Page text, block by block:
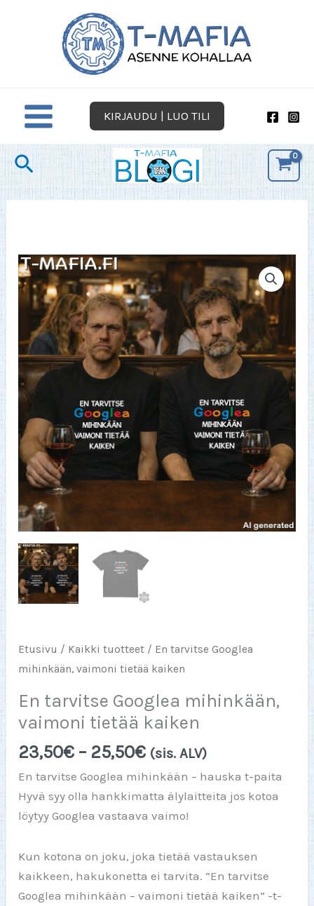
KIRJAUDU | LUO TILI
Hae
Etusivu / Kaikki tuotteet / En tarvitse Googlea
mihinkään, vaimoni tietää kaiken
En tarvitse Googlea mihinkään,
vaimoni tietää kaiken
23,50€ – 25,50€Hintaluokka:
23,50€
-
25,50€
(sis. ALV)
En tarvitse Googlea mihinkään – hauska t-paita
Hyvä syy olla hankkimatta älylaitteita jos kotoa
löytyy Googlea vastaava vaimo!
Kun kotona on joku, joka tietää vastauksen
kaikkeen, hakukonetta ei tarvita. ”En tarvitse
Googlea mihinkään – vaimoni tietää kaiken” -t-